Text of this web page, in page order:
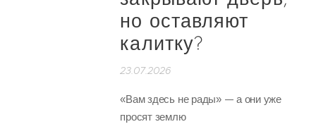
но оставляют
калитку?
23.07.2026
«Вам здесь не рады» — а они уже
просят землю